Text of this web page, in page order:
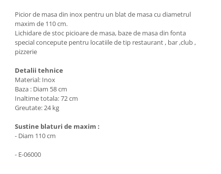
Picior de masa din inox pentru un blat de masa cu diametrul
maxim de 110 cm.
Lichidare de stoc picioare de masa, baze de masa din fonta
special concepute pentru locatiile de tip restaurant , bar ,club ,
pizzerie
Detalii tehnice
Material: Inox
Baza : Diam 58 cm
Inaltime totala: 72 cm
Greutate: 24 kg
Sustine blaturi de maxim :
- Diam 110 cm
- E-06000